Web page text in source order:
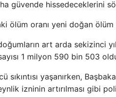
güvende hissedeceklerini
ölüm oranı yeni doğan ölüm
art arda sekizinci
1 milyon 590 bin 503
sıkıntısı yaşanırken,
izninin artırılması gibi